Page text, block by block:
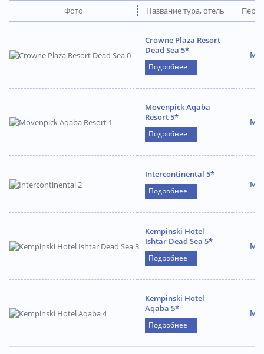
Фото Название тура, отель
Crowne Plaza Resort
Dead Sea 5*
Подробнее
Movenpick Aqaba
Resort 5*
Подробнее
Intercontinental 5*
Подробнее
Kempinski Hotel
Ishtar Dead Sea 5*
Подробнее
Kempinski Hotel
Aqaba 5*
Подробнее